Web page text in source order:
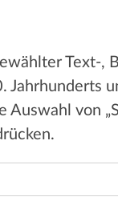
Text-,
von